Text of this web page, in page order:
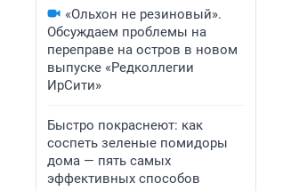
«Ольхон не резиновый».
Обсуждаем проблемы на
переправе на остров в новом
выпуске «Редколлегии
ИрСити»
Быстро покраснеют: как
соспеть зеленые помидоры
дома — пять самых
эффективных способов